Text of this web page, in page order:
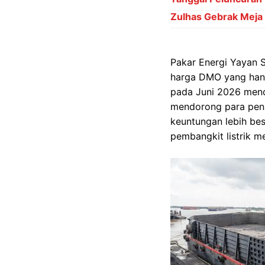
Zulhas Gebrak
Pakar Energi Yayan
harga DMO yang
pada Juni 2026
mendorong para
keuntungan lebih
pembangkit listrik